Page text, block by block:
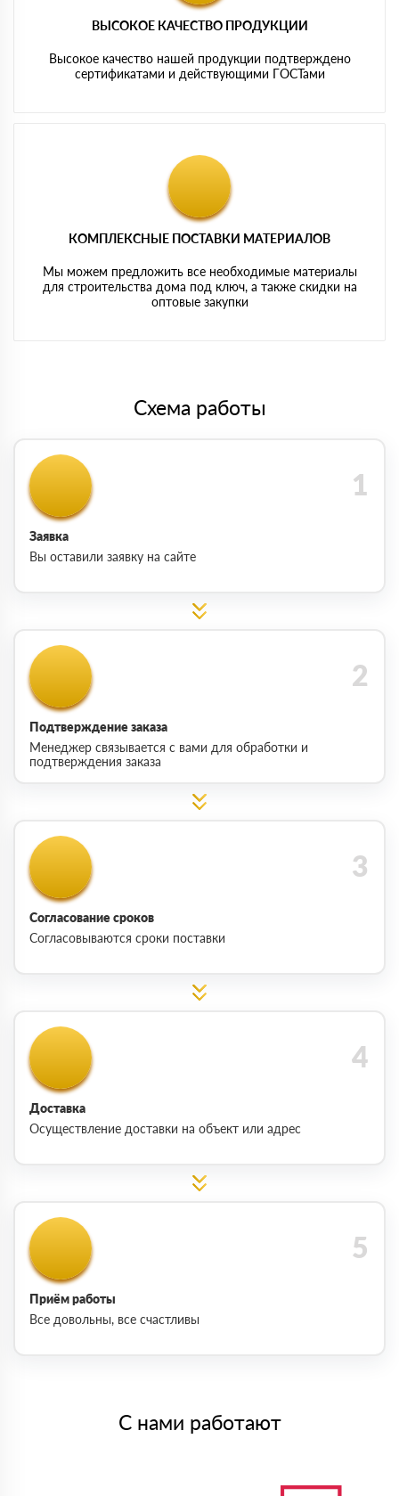
ВЫСОКОЕ КАЧЕСТВО ПРОДУКЦИИ
Высокое качество нашей продукции подтверждено
сертификатами и действующими ГОСТами
КОМПЛЕКСНЫЕ ПОСТАВКИ МАТЕРИАЛОВ
Мы можем предложить все необходимые материалы
для строительства дома под ключ, а также скидки на
оптовые закупки
Схема работы
Заявка
Вы оставили заявку на сайте
Подтверждение заказа
Менеджер связывается с вами для обработки и
подтверждения заказа
Согласование сроков
Согласовываются сроки поставки
Доставка
Осуществление доставки на объект или адрес
Приём работы
Все довольны, все счастливы
С нами работают